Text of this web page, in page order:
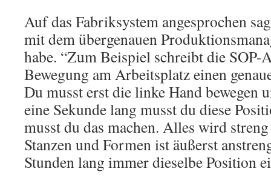
Auf das Fabriksystem angesprochen
mit dem übergenauen
habe. “Zum Beispiel schreibt die
Bewegung am Arbeitsplatz einen
Du musst erst die linke Hand bewegen
eine Sekunde lang musst du diese
musst du das machen. Alles wird
Stanzen und Formen ist äußerst
Stunden lang immer dieselbe Position